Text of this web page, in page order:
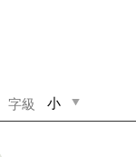
字級 小